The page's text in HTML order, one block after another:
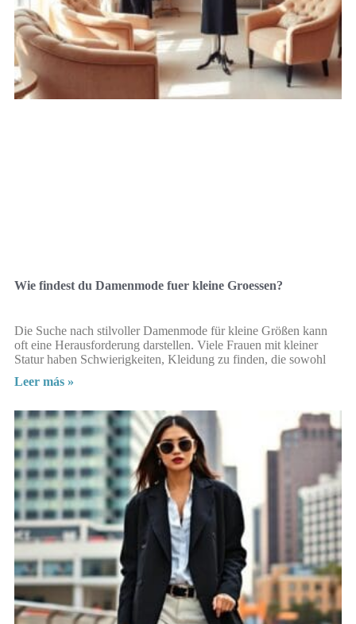
Wie findest du Damenmode fuer kleine Groessen?
Die Suche nach stilvoller Damenmode für kleine Größen kann
oft eine Herausforderung darstellen. Viele Frauen mit kleiner
Statur haben Schwierigkeiten, Kleidung zu finden, die sowohl
Leer más »